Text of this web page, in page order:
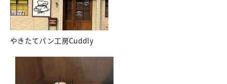
やきたてパン工房Cuddly